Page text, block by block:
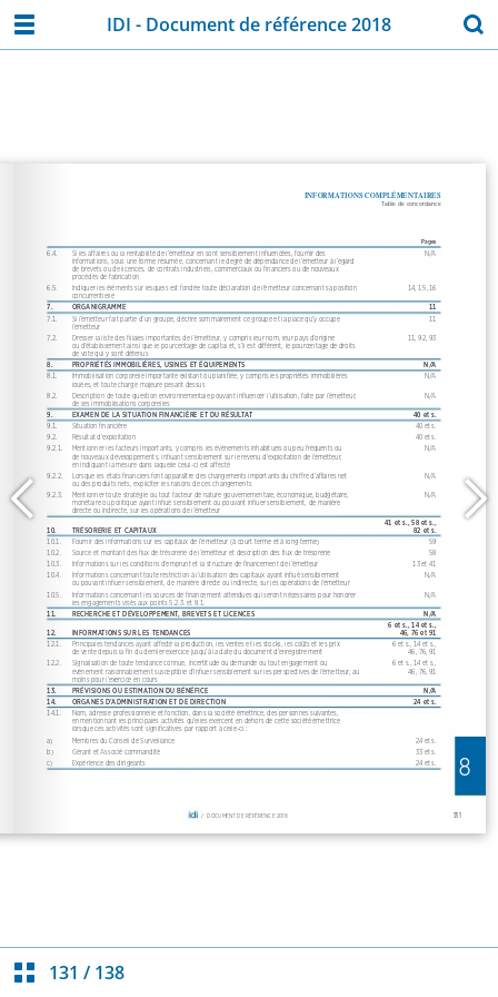
IDI - Document de référence 2018
131 / 138